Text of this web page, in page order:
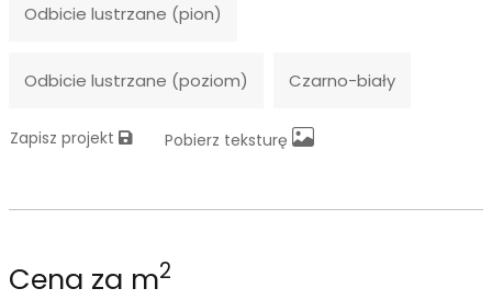
Odbicie lustrzane (pion)
Odbicie lustrzane (poziom) Czarno-biały
Zapisz projekt Pobierz teksturę
Cena za m2